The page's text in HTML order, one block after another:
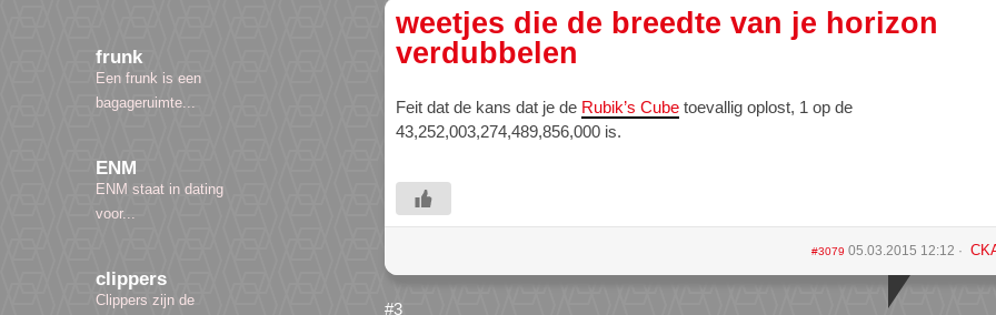
frunk
Een frunk is een
bagageruimte...
ENM
ENM staat in dating
voor...
clippers
Clippers zijn de
weetjes die de breedte van je horizon
verdubbelen
Feit dat de kans dat je de Rubik’s Cube toevallig oplost, 1 op de
43,252,003,274,489,856,000 is.
#307905.03.2015 12:12